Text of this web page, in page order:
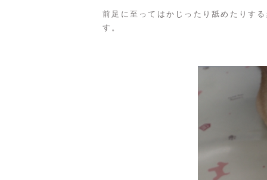
前足に至ってはかじったり舐めたりす
す。